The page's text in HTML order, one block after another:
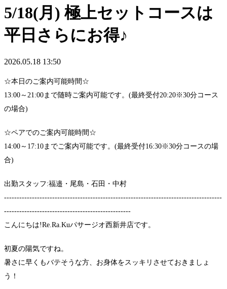
5/18(月) 極上セットコースは
平日さらにお得♪
2026.05.18 13:50
☆本日のご案内可能時間☆
13:00～21:00まで随時ご案内可能です。(最終受付20:20※30分コース
の場合)
☆ペアでのご案内可能時間☆
14:00～17:10までご案内可能です。(最終受付16:30※30分コースの場
合)
出勤スタッフ:福邉・尾島・石田・中村
--------------------------------------------------------------------------------------
--------------------------------------------------
こんにちは!Re.Ra.Kuパサージオ西新井店です。
初夏の陽気ですね。
暑さに早くもバテそうな方、お身体をスッキリさせておきましょ
う！